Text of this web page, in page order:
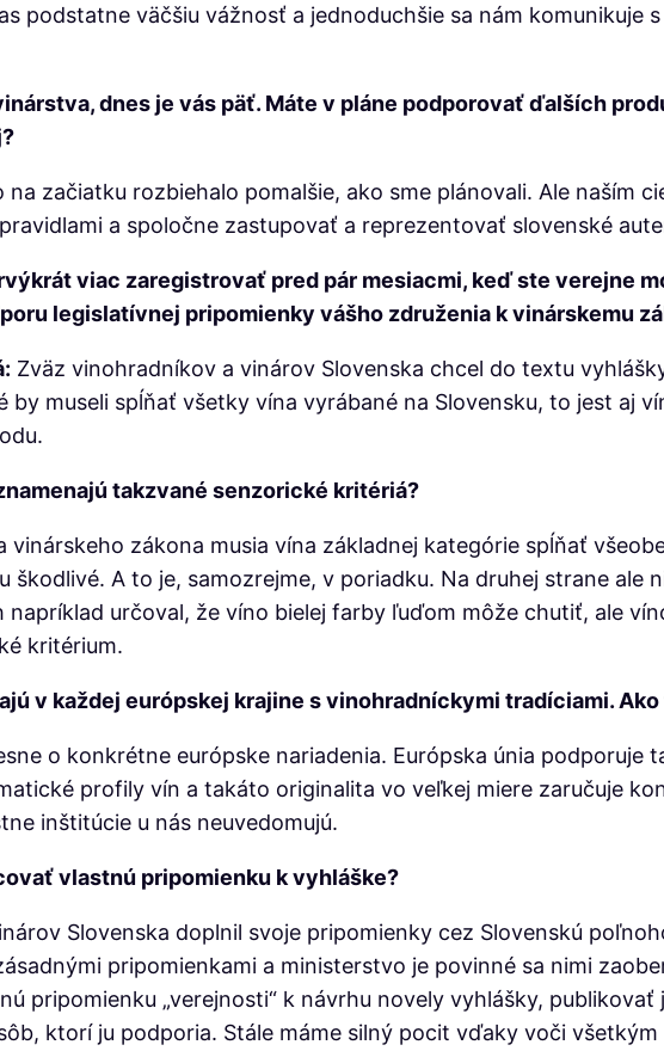
podstatne väčšiu vážnosť a jednoduchšie sa nám komunikuje
dnes je vás päť. Máte v pláne podporovať ďalších
na začiatku rozbiehalo pomalšie, ako sme plánovali. Ale naším
a spoločne zastupovať a reprezentovať slovenské
viac zaregistrovať pred pár mesiacmi, keď ste verejne
legislatívnej pripomienky vášho združenia k vinárskemu
Zväz vinohradníkov a vinárov Slovenska chcel do textu
museli spĺňať všetky vína vyrábané na Slovensku, to jest aj
takzvané senzorické kritériá?
vinárskeho zákona musia vína základnej kategórie spĺňať
škodlivé. A to je, samozrejme, v poriadku. Na druhej strane
napríklad určoval, že víno bielej farby ľuďom môže chutiť, ale
kritérium.
v každej európskej krajine s vinohradníckymi tradíciami.
o konkrétne európske nariadenia. Európska únia
profily vín a takáto originalita vo veľkej miere zaručuje
inštitúcie u nás neuvedomujú.
vlastnú pripomienku k vyhláške?
Slovenska doplnil svoje pripomienky cez Slovenskú
pripomienkami a ministerstvo je povinné sa nimi
pripomienku „verejnosti“ k návrhu novely vyhlášky,
ktorí ju podporia. Stále máme silný pocit vďaky voči